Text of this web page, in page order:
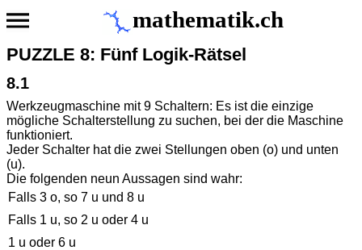
mathematik.ch
PUZZLE 8: Fünf Logik-Rätsel
8.1
Werkzeugmaschine mit 9 Schaltern: Es ist die einzige
mögliche Schalterstellung zu suchen, bei der die Maschine
funktioniert.
Jeder Schalter hat die zwei Stellungen oben (o) und unten
(u).
Die folgenden neun Aussagen sind wahr:
Falls 3 o, so 7 u und 8 u
Falls 1 u, so 2 u oder 4 u
1 u oder 6 u